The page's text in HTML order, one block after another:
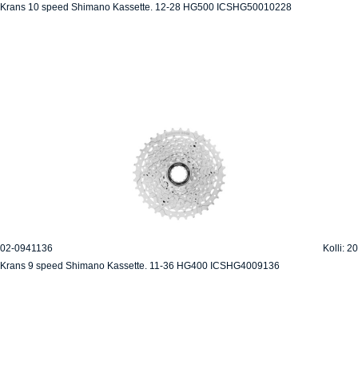
Krans 10 speed Shimano Kassette. 12-28 HG500 ICSHG50010228
02-0941136
Kolli: 20
Krans 9 speed Shimano Kassette. 11-36 HG400 ICSHG4009136